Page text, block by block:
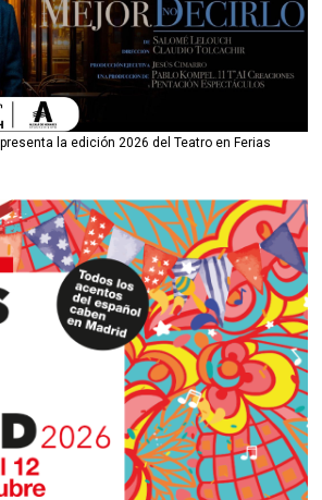
la edición 2026 del Teatro en Ferias